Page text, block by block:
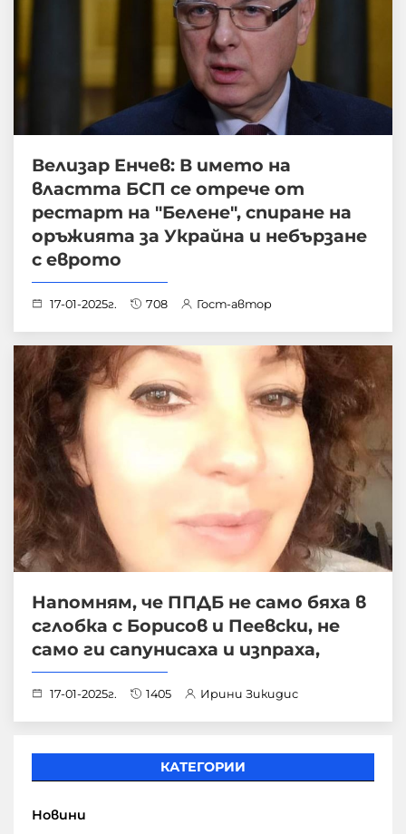
Велизар Енчев: В името на
властта БСП се отрече от
рестарт на "Белене", спиране на
оръжията за Украйна и небързане
с еврото
17-01-2025г. 708 Гост-автор
Напомням, че ППДБ не само бяха в
сглобка с Борисов и Пеевски, не
само ги сапунисаха и изпраха,
17-01-2025г. 1405 Ирини Зикидис
КАТЕГОРИИ
Новини